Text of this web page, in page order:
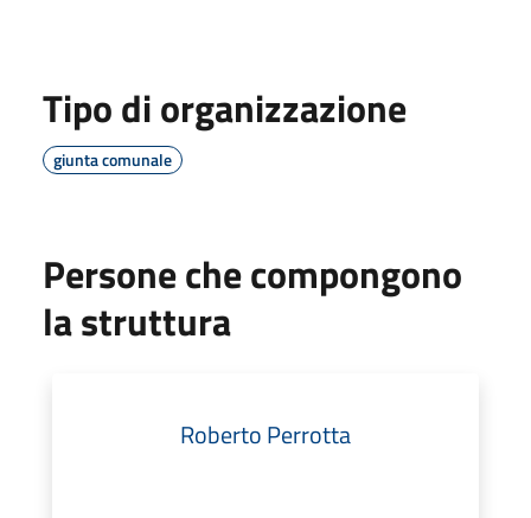
Tipo di organizzazione
giunta comunale
Persone che compongono
la struttura
Roberto Perrotta